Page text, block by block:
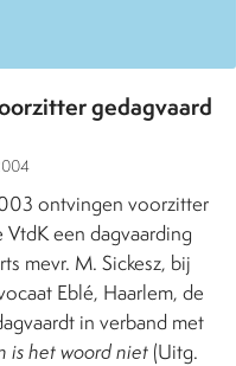
gedagvaard
ontvingen voorzitter
VtdK een dagvaarding
mevr. M. Sickesz, bij
Eblé, Haarlem, de
in verband met
is het woord niet (Uitg.